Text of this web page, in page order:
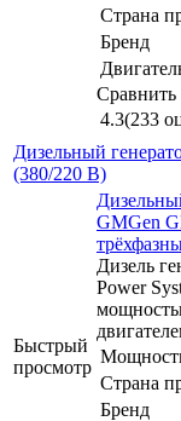
Страна
Бренд
Сравнить
4.3(233
Дизельный
(380/220 В)
Быстрый
просмотр
GMGen
Дизель
Power
Страна
Бренд